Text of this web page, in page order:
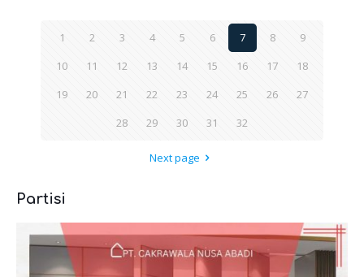
1 2 3 4 5 6 7 8
9
10
11 12 13 14 15 16 17
18
19
20 21 22 23 24 25 26
27
28
29 30 31 32
Next page
Partisi